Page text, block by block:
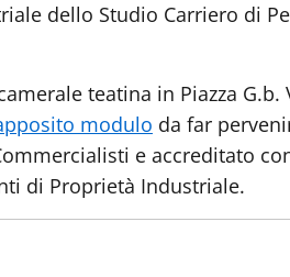
dello Studio Carriero di
teatina in Piazza
modulo da far
e accreditato
di Proprietà Industriale.